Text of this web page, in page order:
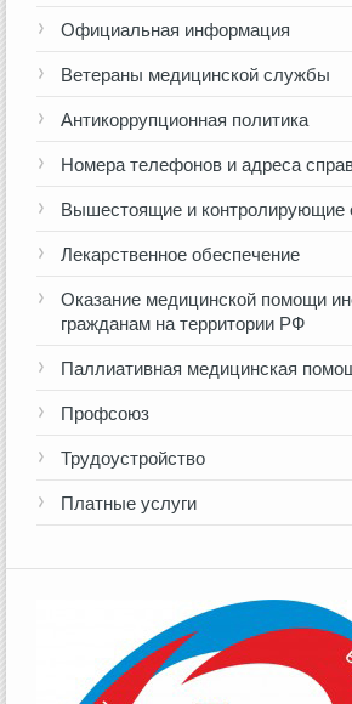
Официальная информация
Ветераны медицинской службы
Антикоррупционная политика
Номера телефонов и адреса
Вышестоящие и контролирующие
Лекарственное обеспечение
Оказание медицинской помощи
гражданам на территории РФ
Паллиативная медицинская
Профсоюз
Трудоустройство
Платные услуги